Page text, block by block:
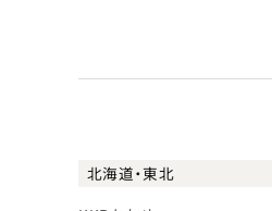
北海道・東北